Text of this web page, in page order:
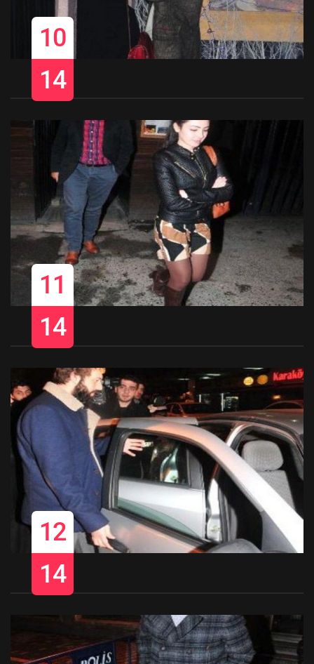
10
14
11
14
12
14